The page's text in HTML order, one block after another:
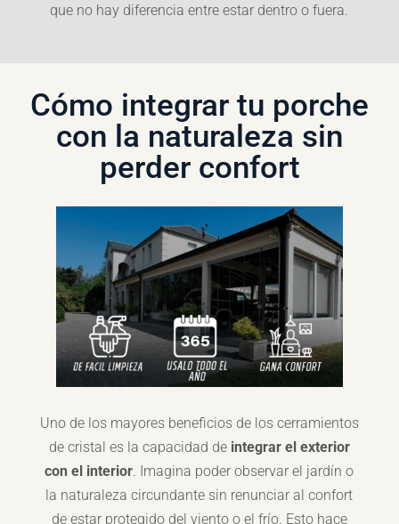
que no hay diferencia entre estar dentro o fuera.
Cómo integrar tu porche
con la naturaleza sin
perder confort
Uno de los mayores beneficios de los cerramientos
de cristal es la capacidad de integrar el exterior
con el interior. Imagina poder observar el jardín o
la naturaleza circundante sin renunciar al confort
de estar protegido del viento o el frío. Esto hace